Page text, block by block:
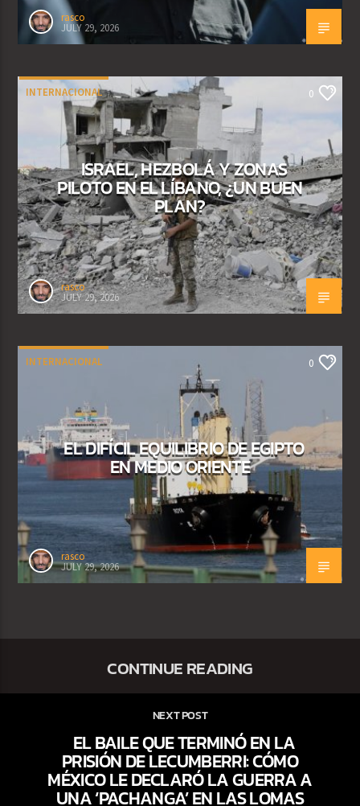
rasco
JULY 29, 2026
INTERNACIONAL 0
ISRAEL, HEZBOLÁ Y ZONAS
PILOTO EN EL LÍBANO, ¿UN BUEN
PLAN?
rasco
JULY 29, 2026
INTERNACIONAL 0
EL DIFÍCIL EQUILIBRIO DE EGIPTO
EN MEDIO ORIENTE
rasco
JULY 29, 2026
CONTINUE READING
NEXT POST
EL BAILE QUE TERMINÓ EN LA
PRISIÓN DE LECUMBERRI: CÓMO
MÉXICO LE DECLARÓ LA GUERRA A
UNA ‘PACHANGA’ EN LAS LOMAS